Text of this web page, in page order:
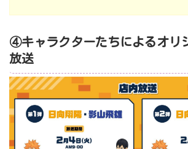
④キャラクターたちによるオリ
放送